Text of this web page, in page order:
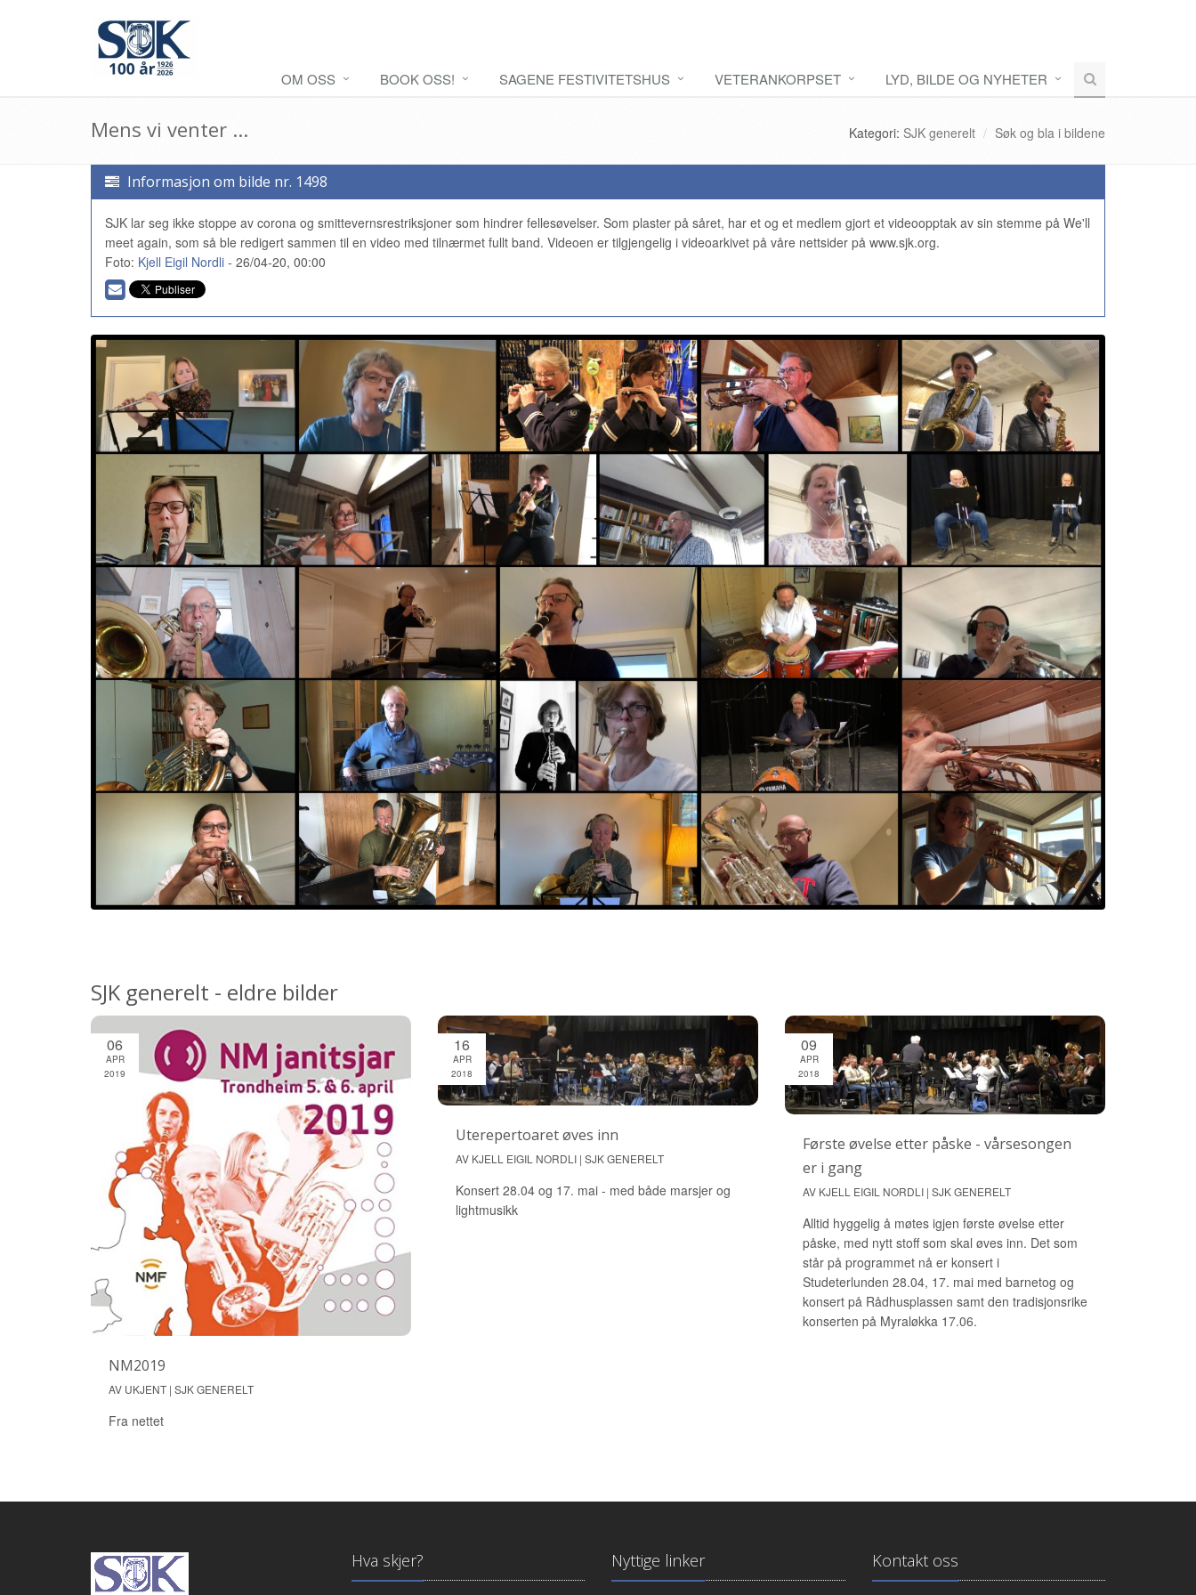
OM OSS BOOK OSS! SAGENE FESTIVITETSHUS VETERANKORPSET LYD, BILDE OG NYHETER
Mens vi venter ... Kategori: SJK generelt Søk og bla i bildene
Informasjon om bilde nr. 1498
SJK lar seg ikke stoppe av corona og smittevernsrestriksjoner som hindrer fellesøvelser. Som plaster på såret, har et og et medlem gjort et videoopptak av sin stemme på We'll
meet again, som så ble redigert sammen til en video med tilnærmet fullt band. Videoen er tilgjengelig i videoarkivet på våre nettsider på www.sjk.org.
Foto: Kjell Eigil Nordli - 26/04-20, 00:00
SJK generelt - eldre bilder
06
APR
2019
NM2019
AV UKJENT | SJK GENERELT
Fra nettet
16
APR
2018
Uterepertoaret øves inn
AV KJELL EIGIL NORDLI | SJK GENERELT
Konsert 28.04 og 17. mai - med både marsjer og
lightmusikk
09
APR
2018
Første øvelse etter påske - vårsesongen
er i gang
AV KJELL EIGIL NORDLI | SJK GENERELT
Alltid hyggelig å møtes igjen første øvelse etter
påske, med nytt stoff som skal øves inn. Det som
står på programmet nå er konsert i
Studeterlunden 28.04, 17. mai med barnetog og
konsert på Rådhusplassen samt den tradisjonsrike
konserten på Myraløkka 17.06.
Hva skjer? Nyttige linker Kontakt oss